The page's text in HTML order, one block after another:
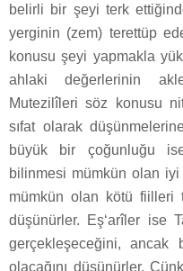
belirli bir şeyi terk
yerginin (zem) terettüp
konusu şeyi yapmakla
ahlaki değerlerinin
Mutezilîleri söz konusu
sıfat olarak
büyük bir çoğunluğu
bilinmesi mümkün olan
mümkün olan kötü fiilleri
düşünürler. Eş‘arîler ise
gerçekleşeceğini,
olacağını düşünürler.